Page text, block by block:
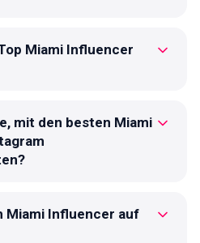
Miami Influencer
mit den besten Miami
Miami Influencer auf